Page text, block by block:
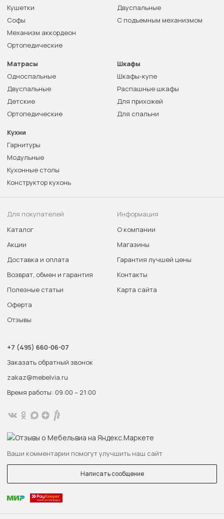
Кушетки
Софы
Механизм аккордеон
Ортопедические
Двуспальные
С подъемным механизмом
Матрасы
Односпальные
Двуспальные
Детские
Ортопедические
Шкафы
Шкафы-купе
Распашные шкафы
Для прихожей
Для спальни
Кухни
Гарнитуры
Модульные
Кухонные столы
Конструктор кухонь
Для покупателей
Каталог
Акции
Доставка и оплата
Возврат, обмен и гарантия
Полезные статьи
Оферта
Отзывы
Информация
О компании
Магазины
Гарантия лучшей цены
Контакты
Карта сайта
+7 (495) 660-06-07
Заказать обратный звонок
zakaz@mebelvia.ru
Время работы: 09:00 – 21:00
Ваши комментарии помогут улучшить наш сайт
Написать сообщение